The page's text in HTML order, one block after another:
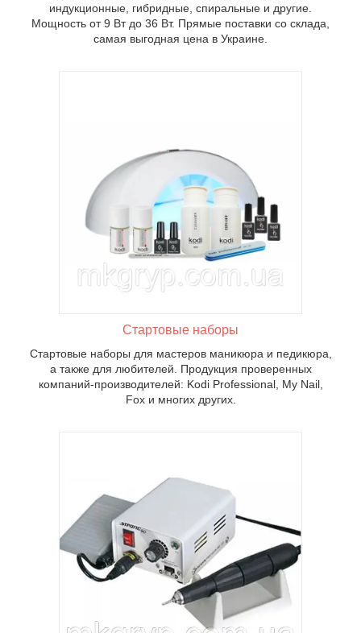
индукционные, гибридные, спиральные и другие.
Мощность от 9 Вт до 36 Вт. Прямые поставки со склада,
самая выгодная цена в Украине.
Стартовые наборы
Стартовые наборы для мастеров маникюра и педикюра,
а также для любителей. Продукция проверенных
компаний-производителей: Kodi Professional, My Nail,
Fox и многих других.